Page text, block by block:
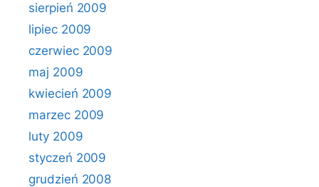
sierpień 2009
lipiec 2009
czerwiec 2009
maj 2009
kwiecień 2009
marzec 2009
luty 2009
styczeń 2009
grudzień 2008